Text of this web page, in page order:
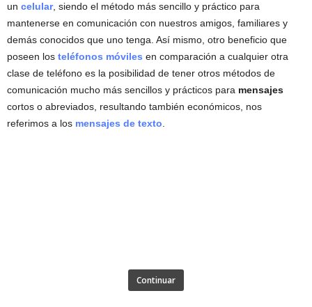
un celular, siendo el método más sencillo y práctico para
mantenerse en comunicación con nuestros amigos, familiares y
demás conocidos que uno tenga. Así mismo, otro beneficio que
poseen los teléfonos móviles en comparación a cualquier otra
clase de teléfono es la posibilidad de tener otros métodos de
comunicación mucho más sencillos y prácticos para mensajes
cortos o abreviados, resultando también económicos, nos
referimos a los mensajes de texto
Continuar